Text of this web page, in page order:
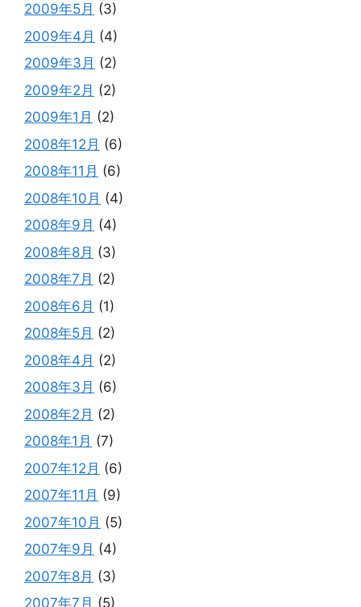
2009年5月 (3)
2009年4月 (4)
2009年3月 (2)
2009年2月 (2)
2009年1月 (2)
2008年12月 (6)
2008年11月 (6)
2008年10月 (4)
2008年9月 (4)
2008年8月 (3)
2008年7月 (2)
2008年6月 (1)
2008年5月 (2)
2008年4月 (2)
2008年3月 (6)
2008年2月 (2)
2008年1月 (7)
2007年12月 (6)
2007年11月 (9)
2007年10月 (5)
2007年9月 (4)
2007年8月 (3)
2007年7月 (5)